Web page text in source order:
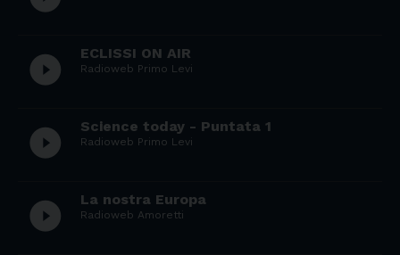
play_circle_filled ECLISSI ON AIR
Radioweb Primo Levi
play_circle_filled Science today - Puntata 1
Radioweb Primo Levi
play_circle_filled La nostra Europa
Radioweb Amoretti